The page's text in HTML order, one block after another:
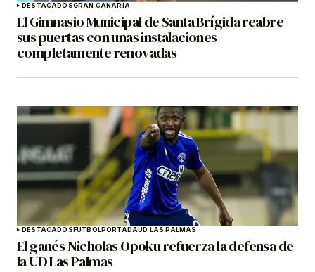
DESTACADOSGRAN CANARIA
El Gimnasio Municipal de Santa Brígida reabre
sus puertas con unas instalaciones
completamente renovadas
DESTACADOSFÚTBOLPORTADAUD LAS PALMAS
El ganés Nicholas Opoku refuerza la defensa de
la UD Las Palmas